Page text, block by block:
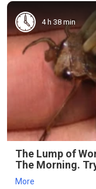
4 h 38 min
The Lump of
The Morning.
More